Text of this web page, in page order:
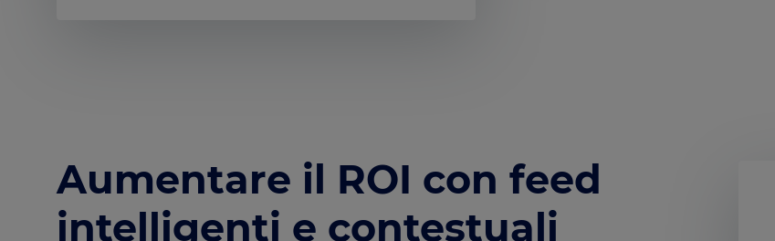
Aumentare il ROI con feed
intelligenti e contestuali